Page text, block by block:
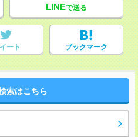
LINEで送る
ート ブックマーク
索はこちら